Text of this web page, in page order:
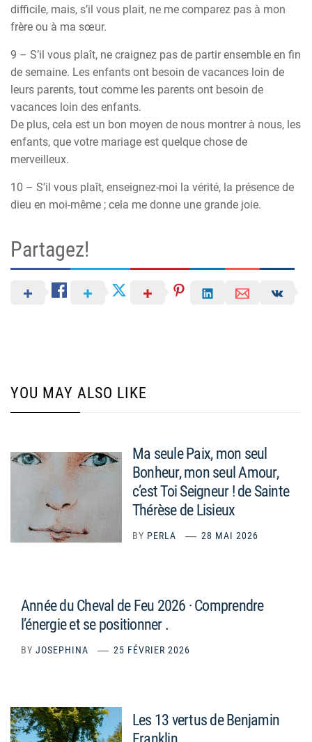
difficile, mais, s’il vous plait, ne me comparez pas à mon
frère ou à ma sœur.
9 – S’il vous plaît, ne craignez pas de partir ensemble en fin
de semaine. Les enfants ont besoin de vacances loin de
leurs parents, tout comme les parents ont besoin de
vacances loin des enfants.
De plus, cela est un bon moyen de nous montrer à nous, les
enfants, que votre mariage est quelque chose de
merveilleux.
10 – S’il vous plaît, enseignez-moi la vérité, la présence de
dieu en moi-même ; cela me donne une grande joie.
Partagez!
YOU MAY ALSO LIKE
Ma seule Paix, mon seul
Bonheur, mon seul Amour,
c’est Toi Seigneur ! de Sainte
Thérèse de Lisieux
BY PERLA 28 MAI 2026
Année du Cheval de Feu 2026 · Comprendre
l’énergie et se positionner .
BY JOSEPHINA 25 FÉVRIER 2026
Les 13 vertus de Benjamin